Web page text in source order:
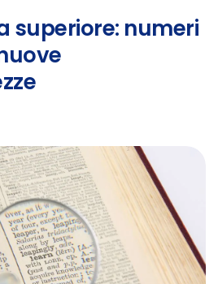
superiore: numeri